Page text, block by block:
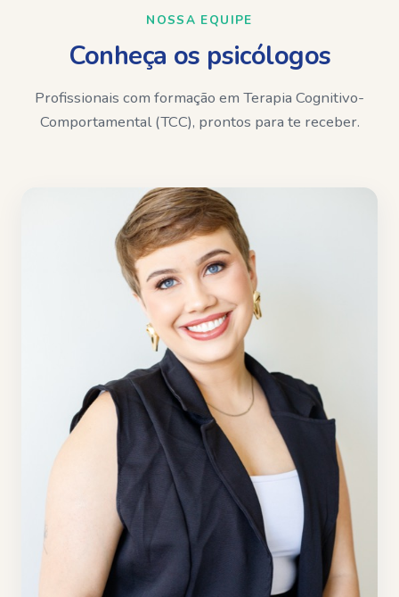
NOSSA EQUIPE
Conheça os psicólogos
Profissionais com formação em Terapia Cognitivo-
Comportamental (TCC), prontos para te receber.